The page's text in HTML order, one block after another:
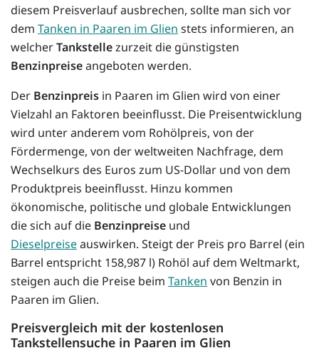
diesem Preisverlauf ausbrechen, sollte man sich vor
dem Tanken in Paaren im Glien stets informieren, an
welcherTankstellezurzeit die günstigsten
Benzinpreiseangeboten werden.
Der Benzinpreis in Paaren im Glien wird von einer
Vielzahl an Faktoren beeinflusst. Die Preisentwicklung
wird unter anderem vom Rohölpreis, von der
Fördermenge, von der weltweiten Nachfrage, dem
Wechselkurs des Euros zum US-Dollar und von dem
Produktpreis beeinflusst. Hinzu kommen
ökonomische, politische und globale Entwicklungen
die sich auf die Benzinpreise und
Dieselpreiseauswirken. Steigt der Preis pro Barrel (ein
Barrel entspricht 158,987 l) Rohöl auf dem Weltmarkt,
steigen auch die Preise beim Tanken von Benzin in
Paaren im Glien.
Preisvergleich mit der kostenlosen
Tankstellensuche in Paaren im Glien